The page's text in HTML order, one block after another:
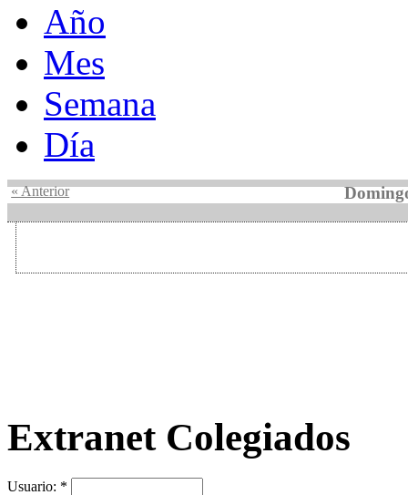
Año
Mes
Semana
Día
« Anterior
Extranet Colegiados
Usuario: *